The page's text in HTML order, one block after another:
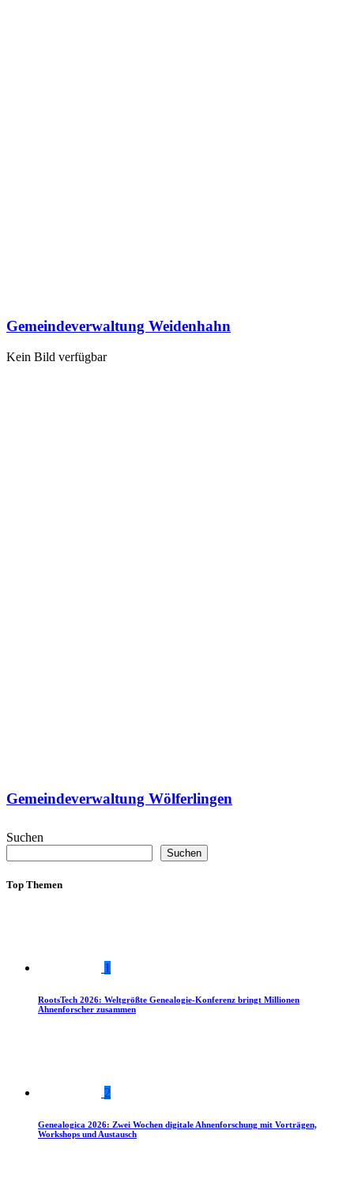
Gemeindeverwaltung Weidenhahn
Kein Bild verfügbar
Gemeindeverwaltung Wölferlingen
Suchen
Suchen
Top Themen
1
RootsTech 2026: Weltgrößte Genealogie-Konferenz bringt Millionen
Ahnenforscher zusammen
2
Genealogica 2026: Zwei Wochen digitale Ahnenforschung mit Vorträgen,
Workshops und Austausch